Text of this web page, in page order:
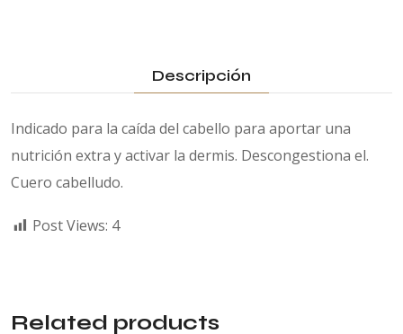
Descripción
Indicado para la caída del cabello para aportar una
nutrición extra y activar la dermis. Descongestiona el.
Cuero cabelludo.
Post Views: 4
Related products